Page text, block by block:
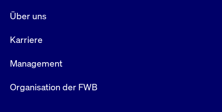
Über uns
Karriere
Management
Organisation der FWB